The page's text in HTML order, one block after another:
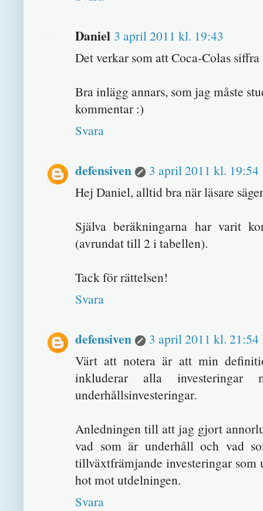
Daniel 3 april 2011 kl. 19:43
Det verkar som att Coca-Colas
Bra inlägg annars, som jag måste
kommentar :)
Svara
defensiven
3 april 2011 kl. 19:54
Hej Daniel, alltid bra när läsare
Själva beräkningarna har varit
(avrundat till 2 i tabellen).
Tack för rättelsen!
Svara
defensiven
3 april 2011 kl. 21:54
Värt att notera är att min
inkluderar alla investeringar
underhållsinvesteringar.
Anledningen till att jag gjort
vad som är underhåll och vad
tillväxtfrämjande investeringar som
hot mot utdelningen.
Svara